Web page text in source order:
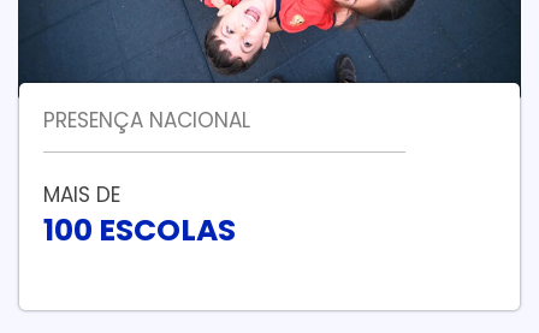
PRESENÇA NACIONAL
MAIS DE
100 ESCOLAS